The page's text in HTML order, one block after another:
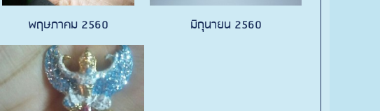
พฤษภาคม 2560 มิถุนายน 2560